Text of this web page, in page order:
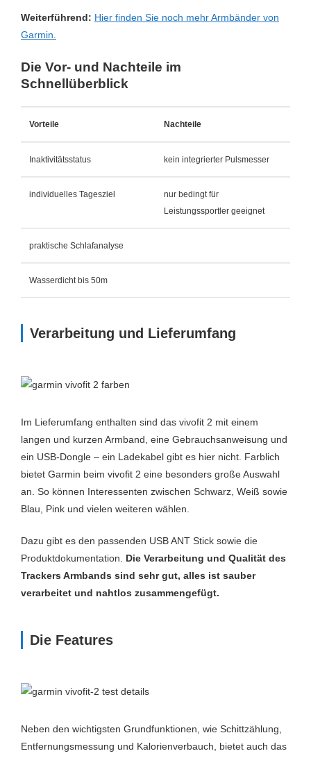
Weiterführend: Hier finden Sie noch mehr Armbänder von
Garmin.
Die Vor- und Nachteile im
Schnellüberblick
Vorteile Nachteile
Inaktivitätsstatus kein integrierter Pulsmesser
individuelles Tagesziel
nur bedingt für
Leistungssportler geeignet
praktische Schlafanalyse
Wasserdicht bis 50m
Verarbeitung und Lieferumfang
Im Lieferumfang enthalten sind das vivofit 2 mit einem
langen und kurzen Armband, eine Gebrauchsanweisung und
ein USB-Dongle – ein Ladekabel gibt es hier nicht. Farblich
bietet Garmin beim vivofit 2 eine besonders große Auswahl
an. So können Interessenten zwischen Schwarz, Weiß sowie
Blau, Pink und vielen weiteren wählen.
Dazu gibt es den passenden USB ANT Stick sowie die
Produktdokumentation. Die Verarbeitung und Qualität des
Trackers Armbands sind sehr gut, alles ist sauber
verarbeitet und nahtlos zusammengefügt.
Die Features
Neben den wichtigsten Grundfunktionen, wie Schittzählung,
Entfernungsmessung und Kalorienverbauch, bietet auch das